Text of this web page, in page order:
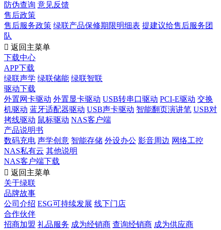
防伪查询 意见反馈
售后政策
售后服务政策 绿联产品保修期限明细表 提建议给售后服务团
队
 返回主菜单
下载中心
APP下载
绿联声学 绿联储能 绿联智联
驱动下载
外置网卡驱动 外置显卡驱动 USB转串口驱动 PCI-E驱动 交换
机驱动 蓝牙适配器驱动 USB声卡驱动 智能翻页演讲笔 USB对
拷线驱动 鼠标驱动 NAS客户端
产品说明书
数码充电 声学创意 智能存储 外设办公 影音周边 网络工控
NAS私有云 其他说明
NAS客户端下载
 返回主菜单
关于绿联
品牌故事
公司介绍 ESG可持续发展 线下门店
合作伙伴
招商加盟 礼品服务 成为经销商 查询经销商 成为供应商